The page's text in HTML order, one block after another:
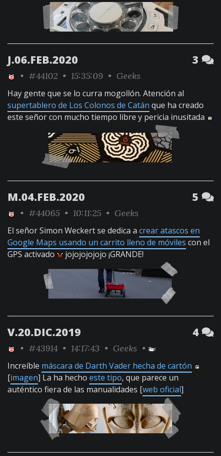
J.06.FEB.2020 3
• #44102 • 15:35:09 • Geeks
Hay gente que se lo curra mogollón. Atención al
supertablero de Los Colonos de Catán que ha creado
este señor con mucho tiempo libre y pericia inusitada
M.04.FEB.2020 5
• #44065 • 10:11:25 • Geeks
El señor Simon Weckert se dedica a crear atascos en
Google Maps usando un carrito lleno de móviles con el
GPS activado
jojojojojojo ¡GRANDE!
V.20.DIC.2019 4
• #43914 • 14:17:43 • Geeks •
Increíble máscara de Darth Vader hecha de cartón
[imagen] La ha hecho este tipo, que parece un
auténtico fiera de las manualidades [web oficial]